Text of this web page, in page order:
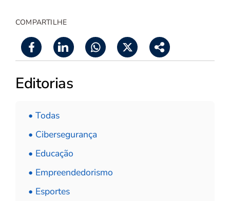
COMPARTILHE
Editorias
• Todas
• Cibersegurança
• Educação
• Empreendedorismo
• Esportes